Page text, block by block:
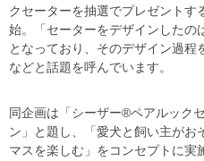
クセーターを抽選でプレゼントす
始。「セーターをデザインしたの
となっており、そのデザイン過程
などと話題を呼んでいます。
同企画は「シーザー®ペアルック
ン」と題し、「愛犬と飼い主がお
マスを楽しむ」をコンセプトに実